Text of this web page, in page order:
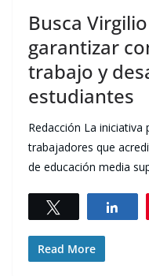
Busca
garantizar
trabajo y
estudiantes
Redacción La
trabajadores que
de educación media
Read More